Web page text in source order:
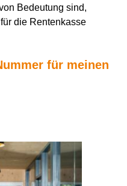
Bedeutung sind,
die Rentenkasse
für meinen